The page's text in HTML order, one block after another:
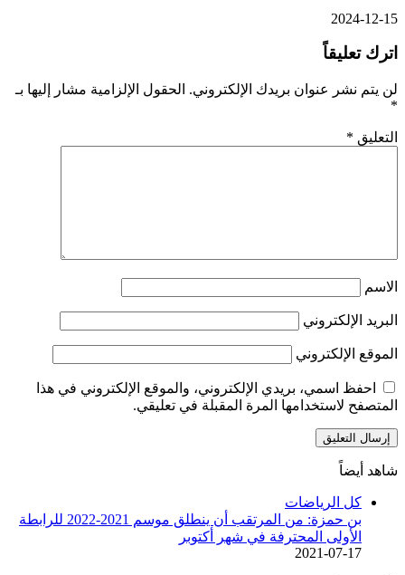
2024-12-15
اترك تعليقاً
لن يتم نشر عنوان بريدك الإلكتروني. الحقول الإلزامية مشار إليها بـ
*
التعليق *
الاسم
البريد الإلكتروني
الموقع الإلكتروني
احفظ اسمي، بريدي الإلكتروني، والموقع الإلكتروني في هذا
المتصفح لاستخدامها المرة المقبلة في تعليقي.
شاهد أيضاً
كل الرياضات
بن حمزة: من المرتقب أن ينطلق موسم 2021-2022 للرابطة
الأولى المحترفة في شهر أكتوبر
2021-07-17